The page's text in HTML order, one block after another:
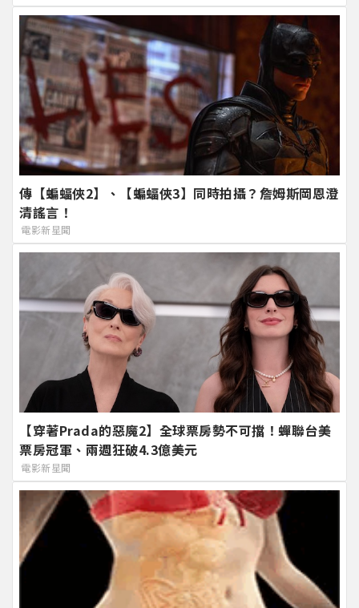
傳【蝙蝠俠2】、【蝙蝠俠3】同時拍攝？詹姆斯岡恩澄
清謠言！
電影新星聞
【穿著Prada的惡魔2】全球票房勢不可擋！蟬聯台美
票房冠軍、兩週狂破4.3億美元
電影新星聞